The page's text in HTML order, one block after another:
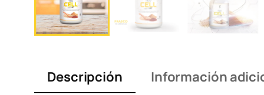
Descripción Información